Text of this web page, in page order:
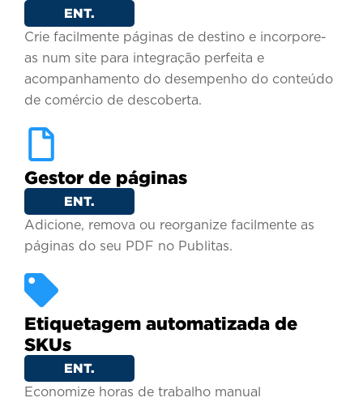
ENT.
Crie facilmente páginas de destino e incorpore-
as num site para integração perfeita e
acompanhamento do desempenho do conteúdo
de comércio de descoberta.
Gestor de páginas
ENT.
Adicione, remova ou reorganize facilmente as
páginas do seu PDF no Publitas.
Etiquetagem automatizada de
SKUs
ENT.
Economize horas de trabalho manual